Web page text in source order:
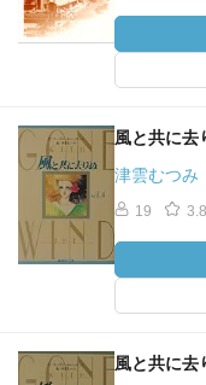
風と共に去
津雲むつみ
19
風と共に去